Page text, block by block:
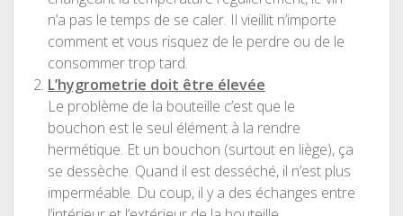
n’a pas le temps de se caler. Il vieillit n’importe
comment et vous risquez de le perdre ou de le
consommer trop tard.
L’hygrometrie doit être élevée
Le problème de la bouteille c’est que le
bouchon est le seul élément à la rendre
hermétique. Et un bouchon (surtout en liège), ça
se dessèche. Quand il est desséché, il n’est plus
imperméable. Du coup, il y a des échanges entre